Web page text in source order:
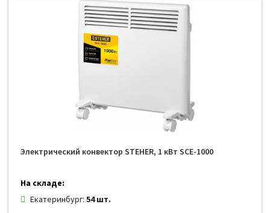
Электрический конвектор STEHER, 1 кВт SCE-1000
На складе:
Екатеринбург:54 шт.